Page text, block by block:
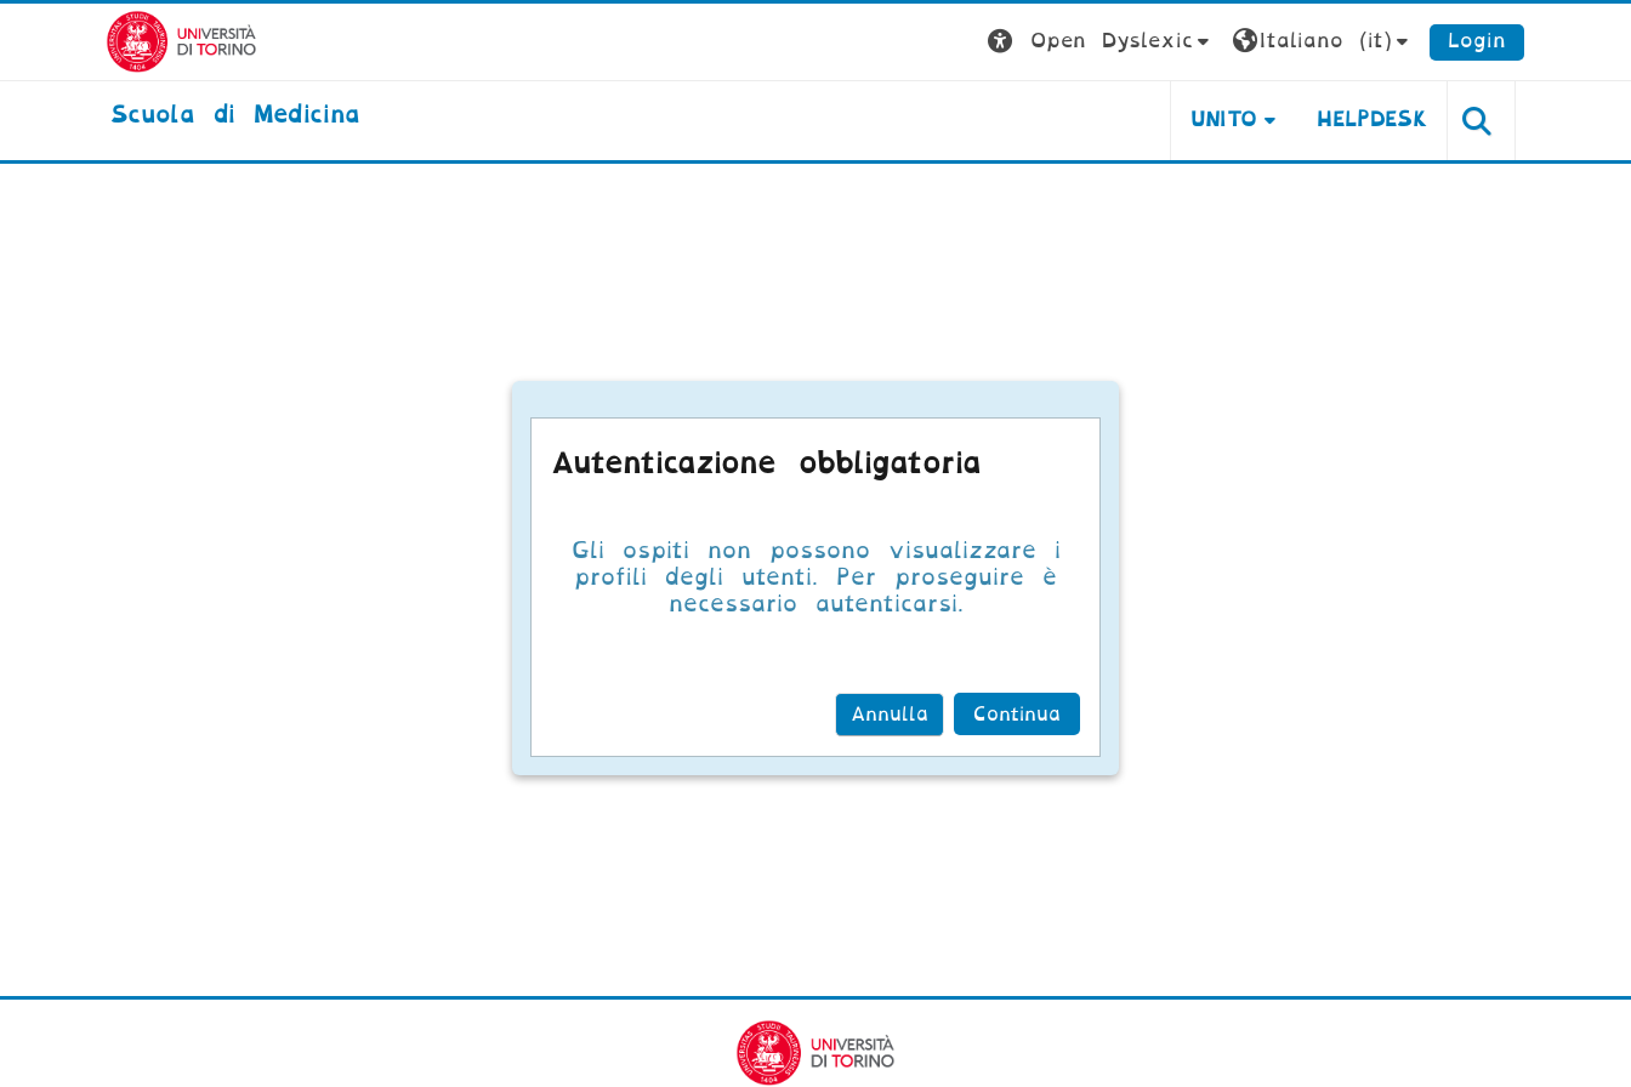
Vai al contenuto principale
Open Dyslexic
Italiano ‎(it)‎ Login
Scuola di Medicina UNITO HELPDESK
Autenticazione obbligatoria
Gli ospiti non possono visualizzare i
profili degli utenti. Per proseguire è
necessario autenticarsi.
Annulla Continua